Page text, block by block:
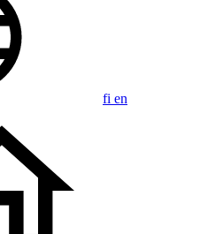
fi en